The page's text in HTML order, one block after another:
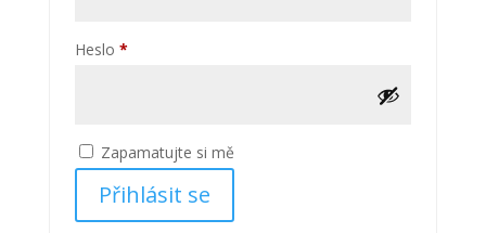
Heslo *Povinné
Zapamatujte si mě
Přihlásit se